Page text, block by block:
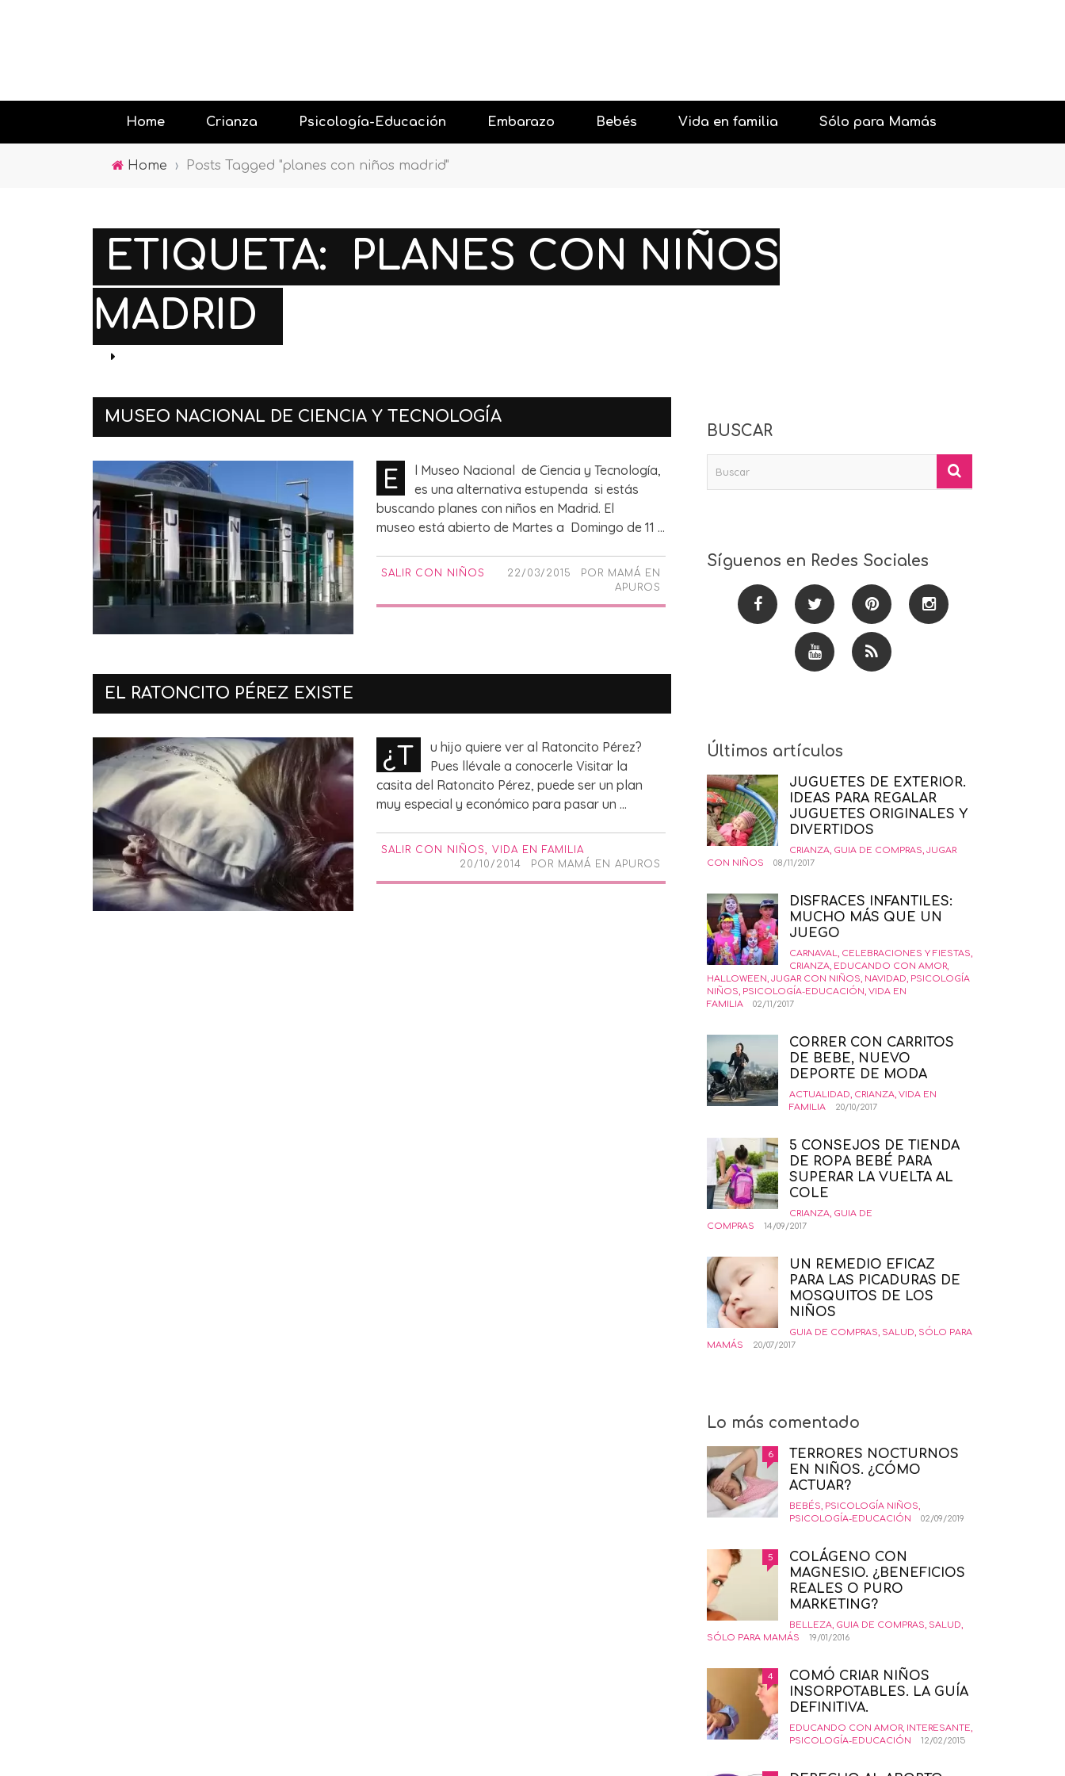
Home Crianza Psicología-Educación
Psicología niños
la tecnología y los niños
Embarazo
Segundo trimestre embarazo
Tercer trimestre embarazo
Bebés Vida en familia
Salir con niños
Vacaciones con niños
Sólo para Mamás
Home › Posts Tagged "planes con niños madrid"
ETIQUETA:
PLANES CON NIÑOS
MADRID
MUSEO NACIONAL DE CIENCIA Y TECNOLOGÍA
E
l Museo Nacional de Ciencia y Tecnología,
es una alternativa estupenda si estás
buscando planes con niños en Madrid. El
museo está abierto de Martes a Domingo de 11 ...
SALIR CON NIÑOS 22/03/2015 POR MAMÁ EN
APUROS
EL RATONCITO PÉREZ EXISTE
¿T
u hijo quiere ver al Ratoncito Pérez?
Pues llévale a conocerle Visitar la
casita del Ratoncito Pérez, puede ser un plan
muy especial y económico para pasar un ...
SALIR CON NIÑOS, VIDA EN FAMILIA
20/10/2014
POR MAMÁ EN APUROS
BUSCAR
Síguenos en Redes Sociales
Últimos artículos
JUGUETES DE EXTERIOR.
IDEAS PARA REGALAR
JUGUETES ORIGINALES Y
DIVERTIDOS
CRIANZA GUIA DE COMPRAS JUGAR
CON NIÑOS
08/11/2017
DISFRACES INFANTILES:
MUCHO MÁS QUE UN
JUEGO
CARNAVAL CELEBRACIONES Y FIESTAS
CRIANZA EDUCANDO CON AMOR
HALLOWEEN JUGAR CON NIÑOS NAVIDAD PSICOLOGÍA
NIÑOS PSICOLOGÍA-EDUCACIÓN VIDA EN
FAMILIA
02/11/2017
CORRER CON CARRITOS
DE BEBE, NUEVO
DEPORTE DE MODA
ACTUALIDAD CRIANZA VIDA EN
FAMILIA
20/10/2017
5 CONSEJOS DE TIENDA
DE ROPA BEBÉ PARA
SUPERAR LA VUELTA AL
COLE
CRIANZA GUIA DE
COMPRAS
14/09/2017
UN REMEDIO EFICAZ
PARA LAS PICADURAS DE
MOSQUITOS DE LOS
NIÑOS
GUIA DE COMPRAS SALUD SÓLO PARA
MAMÁS
20/07/2017
Lo más comentado
6
TERRORES NOCTURNOS
EN NIÑOS. ¿CÓMO
ACTUAR?
BEBÉS, PSICOLOGÍA NIÑOS,
PSICOLOGÍA-EDUCACIÓN
02/09/2019
5
COLÁGENO CON
MAGNESIO. ¿BENEFICIOS
REALES O PURO
MARKETING?
BELLEZA, GUIA DE COMPRAS, SALUD,
SÓLO PARA MAMÁS
19/01/2016
4
COMÓ CRIAR NIÑOS
INSORPOTABLES. LA GUÍA
DEFINITIVA.
EDUCANDO CON AMOR, INTERESANTE,
PSICOLOGÍA-EDUCACIÓN
12/02/2015